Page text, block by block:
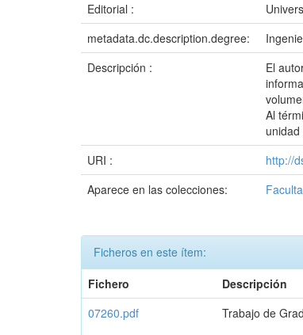
Editorial :
metadata.dc.description.degree:
Descripción :
El
Al
URI :
http://
Aparece en las colecciones:
Ficheros en este ítem:
Fichero
Descripción
07260.pdf
Trabajo de